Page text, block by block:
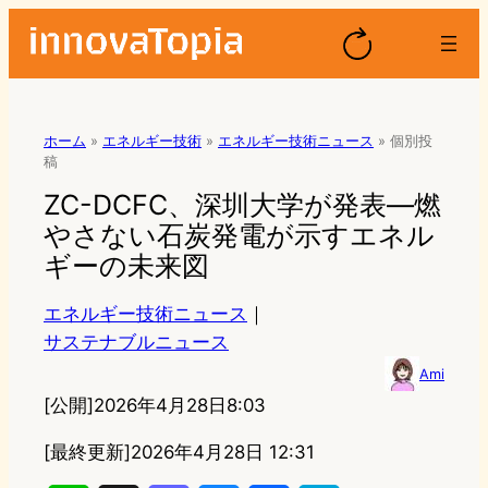
ホーム » エネルギー技術 » エネルギー技術ニュース » 個別投
稿
ZC-DCFC、深圳大学が発表—燃
やさない石炭発電が示すエネル
ギーの未来図
エネルギー技術ニュース ｜
サステナブルニュース
Ami
[公開]2026年4月28日8:03
[最終更新]2026年4月28日 12:31